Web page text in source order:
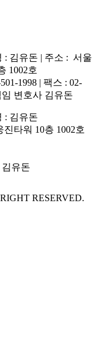
: 김유돈 | 주소 : 서울
1002호
1998 | 팩스 : 02-
임 변호사 김유돈
: 김유돈
타워 10층 1002호
김유돈
RESERVED.